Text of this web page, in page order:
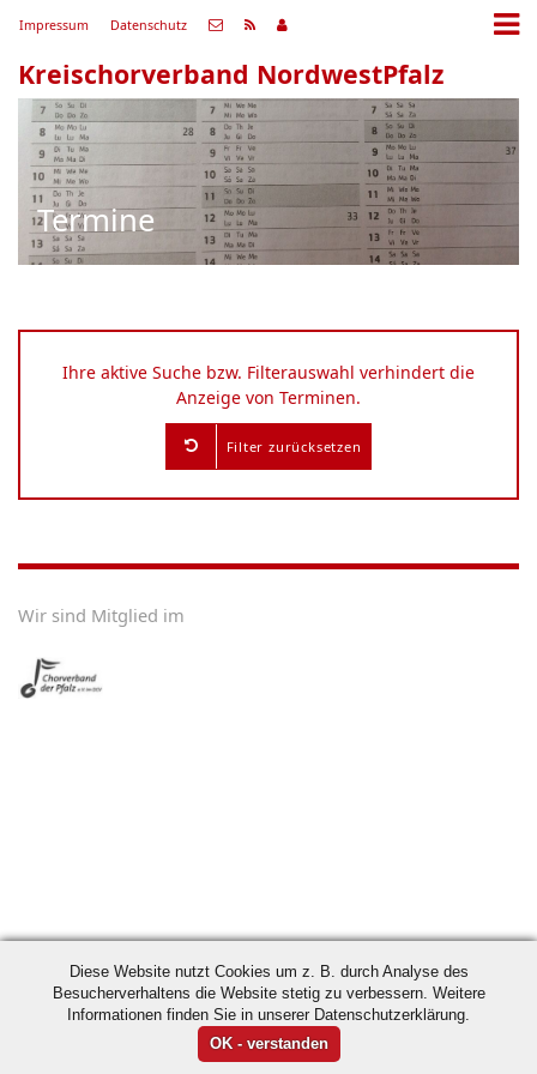
Impressum Datenschutz
Kreischorverband NordwestPfalz
Termine
Ihre aktive Suche bzw. Filterauswahl verhindert die
Anzeige von Terminen.
Filter zurücksetzen
Wir sind Mitglied im
Diese Website nutzt Cookies um z. B. durch Analyse des
Besucherverhaltens die Website stetig zu verbessern. Weitere
Informationen finden Sie in unserer Datenschutzerklärung.